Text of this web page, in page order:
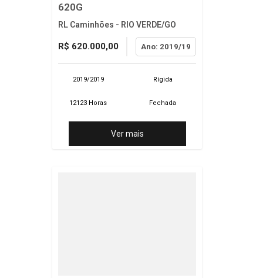
620G
RL Caminhões - RIO VERDE/GO
R$ 620.000,00 Ano: 2019/19
2019/2019 Rígida
12123 Horas Fechada
Ver mais